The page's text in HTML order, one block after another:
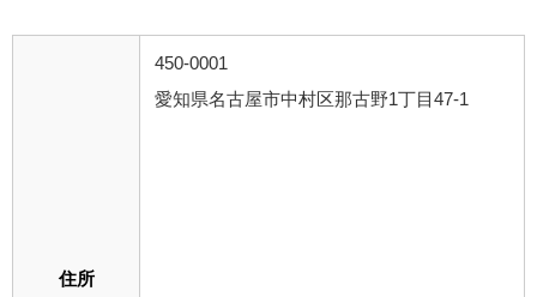
住所
450-0001
愛知県名古屋市中村区那古野1丁目47-1